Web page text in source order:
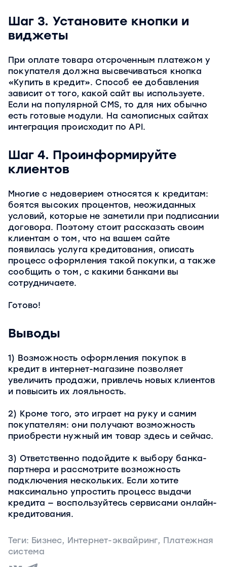
Шаг 3. Установите кнопки и
виджеты
При оплате товара отсроченным платежом у
покупателя должна высвечиваться кнопка
«Купить в кредит». Способ ее добавления
зависит от того, какой сайт вы используете.
Если на популярной CMS, то для них обычно
есть готовые модули. На самописных сайтах
интеграция происходит по API.
Шаг 4. Проинформируйте
клиентов
Многие с недоверием относятся к кредитам:
боятся высоких процентов, неожиданных
условий, которые не заметили при подписании
договора. Поэтому стоит рассказать своим
клиентам о том, что на вашем сайте
появилась услуга кредитования, описать
процесс оформления такой покупки, а также
сообщить о том, с какими банками вы
сотрудничаете.
Готово!
Выводы
1) Возможность оформления покупок в
кредит в интернет-магазине позволяет
увеличить продажи, привлечь новых клиентов
и повысить их лояльность.
2) Кроме того, это играет на руку и самим
покупателям: они получают возможность
приобрести нужный им товар здесь и сейчас.
3) Ответственно подойдите к выбору банка-
партнера и рассмотрите возможность
подключения нескольких. Если хотите
максимально упростить процесс выдачи
кредита — воспользуйтесь сервисами онлайн-
кредитования.
Теги: Бизнес, Интернет-эквайринг, Платежная
система